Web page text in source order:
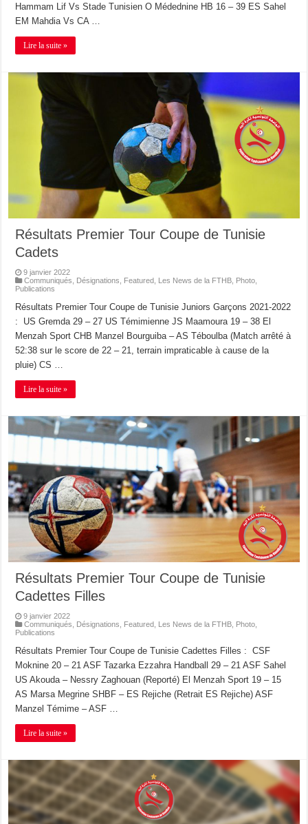
Hammam Lif Vs Stade Tunisien O Médednine HB 16 – 39 ES Sahel
EM Mahdia Vs CA …
Lire la suite »
Résultats Premier Tour Coupe de Tunisie
Cadets
9 janvier 2022
Communiqués
Désignations Featured Les News de la FTHB Photo
Publications
Résultats Premier Tour Coupe de Tunisie Juniors Garçons 2021-2022
: US Gremda 29 – 27 US Témimienne JS Maamoura 19 – 38 El
Menzah Sport CHB Manzel Bourguiba – AS Téboulba (Match arrêté à
52:38 sur le score de 22 – 21, terrain impraticable à cause de la
pluie) CS …
Lire la suite »
Résultats Premier Tour Coupe de Tunisie
Cadettes Filles
9 janvier 2022
Communiqués
Désignations Featured Les News de la FTHB Photo
Publications
Résultats Premier Tour Coupe de Tunisie Cadettes Filles : CSF
Moknine 20 – 21 ASF Tazarka Ezzahra Handball 29 – 21 ASF Sahel
US Akouda – Nessry Zaghouan (Reporté) El Menzah Sport 19 – 15
AS Marsa Megrine SHBF – ES Rejiche (Retrait ES Rejiche) ASF
Manzel Témime – ASF …
Lire la suite »